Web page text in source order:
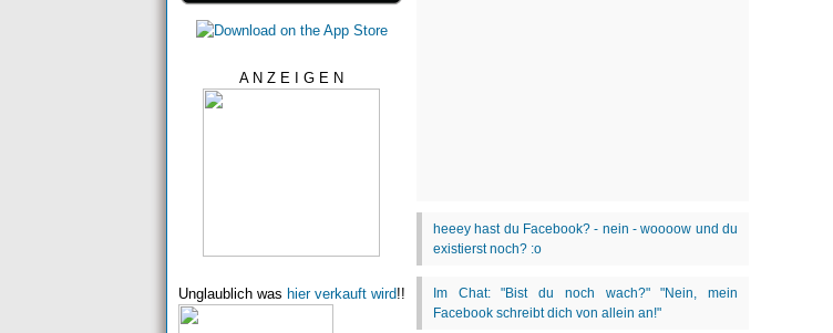
A N Z E I G E N
Unglaublich was hier verkauft wird!!